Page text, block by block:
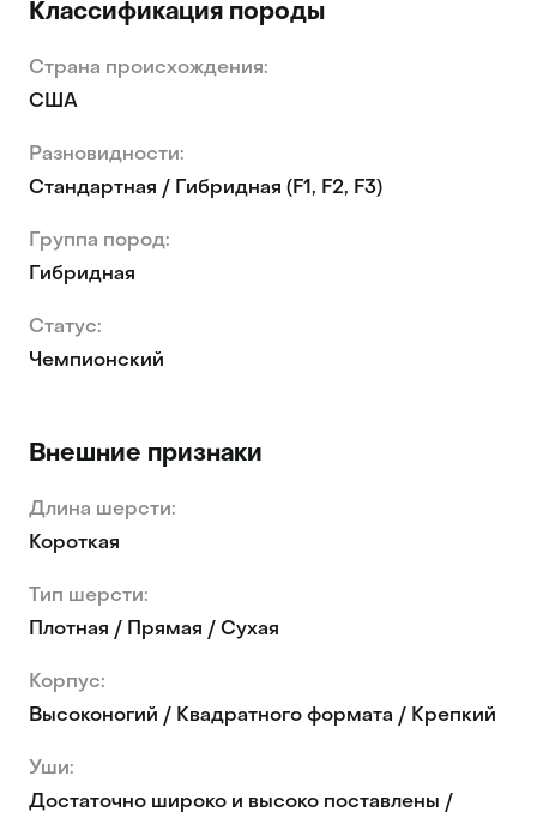
Классификация породы
Страна происхождения:
США
Разновидности:
Cтандартная / Гибридная (F1, F2, F3)
Группа пород:
Гибридная
Статус:
Чемпионский
Внешние признаки
Длина шерсти:
Короткая
Тип шерсти:
Плотная / Прямая / Сухая
Корпус:
Высоконогий / Квадратного формата / Крепкий
Уши:
Достаточно широко и высоко поставлены /